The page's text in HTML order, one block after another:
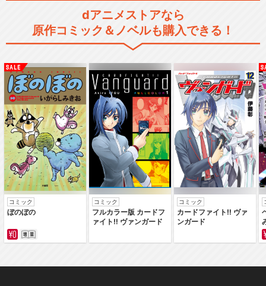
dアニメストアなら
原作コミック＆ノベルも購入できる！
コミック
ぼのぼの
コミック
フルカラー版 カードフ
ァイト‼ ヴァンガード
コミック
カードファイト‼ ヴァ
ンガード